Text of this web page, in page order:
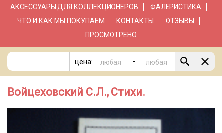
АКСЕССУАРЫ ДЛЯ КОЛЛЕКЦИОНЕРОВ
ФАЛЕРИСТИКА
ЧТО И КАК МЫ ПОКУПАЕМ
КОНТАКТЫ
ОТЗЫВЫ
ПРОСМОТРЕНО
цена: -
Войцеховский С.Л., Стихи.